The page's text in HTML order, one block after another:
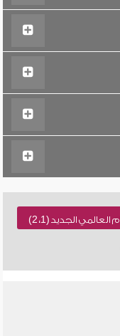
نسخة نصية للطباعة , نظرة عقائدية للنظام العالمي الجديد (1، 2)